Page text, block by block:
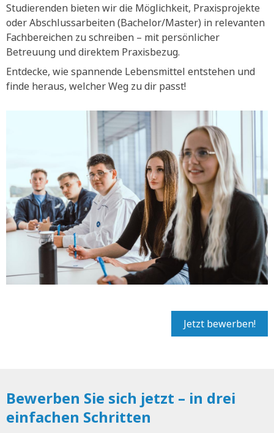
Studierenden bieten wir die Möglichkeit, Praxisprojekte
oder Abschlussarbeiten (Bachelor/Master) in relevanten
Fachbereichen zu schreiben – mit persönlicher
Betreuung und direktem Praxisbezug.
Entdecke, wie spannende Lebensmittel entstehen und
finde heraus, welcher Weg zu dir passt!
Jetzt bewerben!
Bewerben Sie sich jetzt – in drei
einfachen Schritten